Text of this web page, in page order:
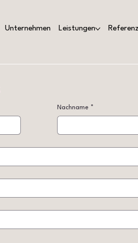
Unternehmen Leistungen
Nachname *